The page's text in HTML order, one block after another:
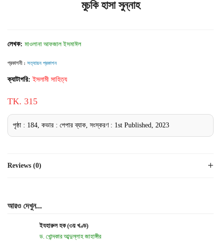
মুচকি হাসা সুন্নাহ
লেখক: মাওলানা আফজাল ইসমাঈল
প্রকাশনী : সত্যায়ন প্রকাশন
ক্যাটাগরি: ইসলামী সাহিত্য
TK. 315
পৃষ্ঠা : 184, কভার : পেপার ব্যাক, সংস্করণ : 1st Published, 2023
Reviews (0)
আরও দেখুন...
ইযহারুল হক (৩য় খণ্ড)
ড. খোন্দকার আব্দুল্লাহ জাহাঙ্গীর